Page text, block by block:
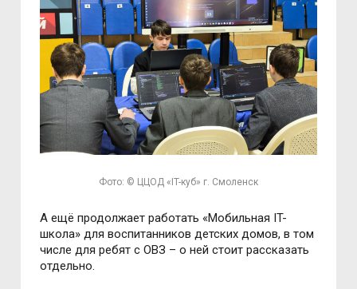
Фото: © ЦЦОД «IT-куб» г. Смоленск
А ещё продолжает работать «Мобильная IT-
школа» для воспитанников детских домов, в том
числе для ребят с ОВЗ – о ней стоит рассказать
отдельно.